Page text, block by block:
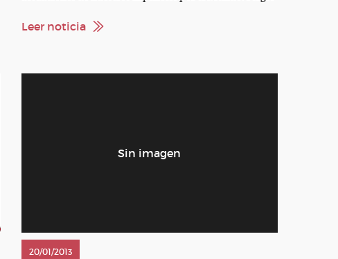
en el CSIW 5* de Zurich, al que acude con Abab Van Het
Leer noticia
20/01/2013